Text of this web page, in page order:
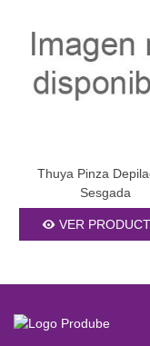
Thuya Pinza
Sesgada
VER